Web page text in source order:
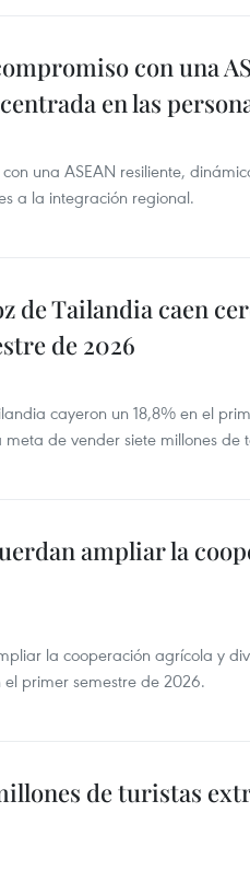
con una
en las
una ASEAN resiliente,
a la integración regional.
de Tailandia caen
de 2026
cayeron un 18,8% en el
de vender siete millones de
ampliar la
la cooperación agrícola y
primer semestre de 2026.
de turistas